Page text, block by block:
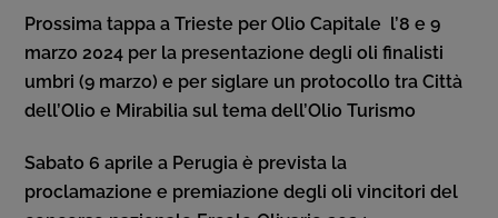
Prossima tappa a Trieste per Olio Capitale l’8 e 9
marzo 2024 per la presentazione degli oli finalisti
umbri (9 marzo) e per siglare un protocollo tra Città
dell’Olio e Mirabilia sul tema dell’Olio Turismo
Sabato 6 aprile a Perugia è prevista la
proclamazione e premiazione degli oli vincitori del